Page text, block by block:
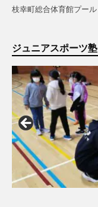
枝幸町総合体育館プール
ジュニアスポーツ塾